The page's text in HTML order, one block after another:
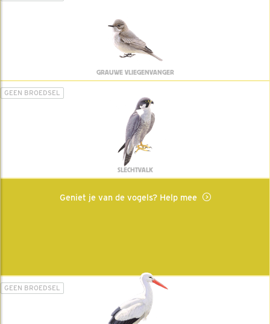
GRAUWE VLIEGENVANGER
GEEN BROEDSEL
SLECHTVALK
Geniet je van de vogels? Help mee
GEEN BROEDSEL